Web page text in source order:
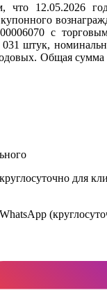
что 12.05.2026
с
штук,
Общая
круглосуточно для
WhatsApp